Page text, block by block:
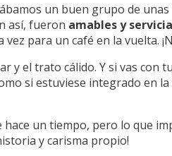
un buen grupo de unas
así, fueron amables y
para un café en la vuelta.
el trato cálido. Y si vas con
si estuviese integrado en
un tiempo, pero lo que
y carisma propio!